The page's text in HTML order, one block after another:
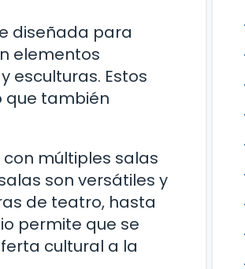
diseñada para
elementos
esculturas. Estos
que también
múltiples salas
son versátiles y
de teatro, hasta
permite que se
cultural a la